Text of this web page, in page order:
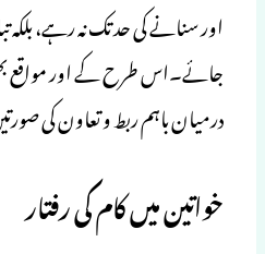
اور سنانے کی حد تک نہ رہے،
جائے۔اس طرح کے اور مواقع
درمیان باہم ربط و تعاون کی
خواتین میں کام کی رفتار